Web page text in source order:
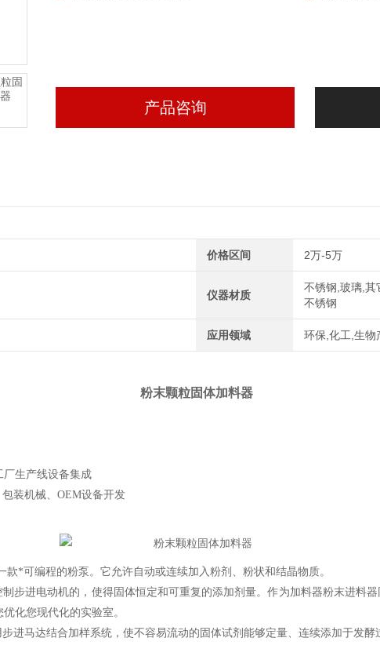
产品咨询
价格区间 2万-5万
仪器材质
不锈钢,玻璃,其
不锈钢
应用领域 环保,化工,生物
粉末颗粒固体加料器
厂生产线设备集成
装机械、OEM设备开发
款*可编程的粉泵。它允许自动或连续加入粉剂、粉状和结晶物质。
步进电动机的，使得固体恒定和可重复的添加剂量。作为加料器粉末进料
化您现代化的实验室。
进马达结合加样系统，使不容易流动的固体试剂能够定量、连续添加于发酵